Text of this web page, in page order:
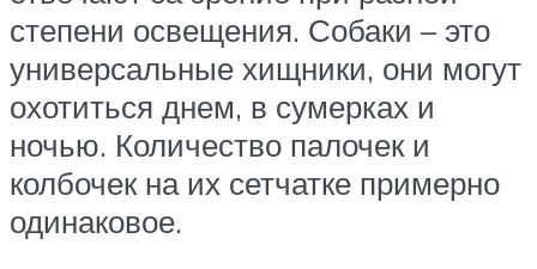
степени освещения. Собаки – это
универсальные хищники, они могут
охотиться днем, в сумерках и
ночью. Количество палочек и
колбочек на их сетчатке примерно
одинаковое.